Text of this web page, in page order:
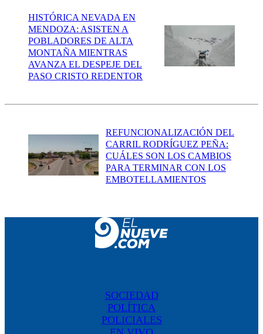
HISTÓRICA NEVADA EN
MENDOZA: ASISTEN A
POBLADORES DE ALTA
MONTAÑA MIENTRAS
AVANZA EL DESPEJE DEL
PASO CRISTO REDENTOR
REFUNCIONALIZACIÓN DEL
CARRIL RODRÍGUEZ PEÑA:
CUÁLES SON LOS CAMBIOS
PARA TERMINAR CON LOS
EMBOTELLAMIENTOS
SOCIEDAD
POLÍTICA
POLICIALES